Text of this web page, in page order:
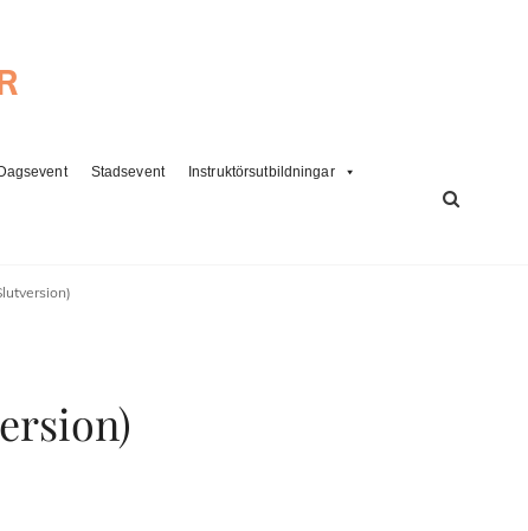
Dagsevent Stadsevent Instruktörsutbildningar